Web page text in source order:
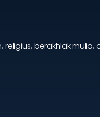
berakhlak